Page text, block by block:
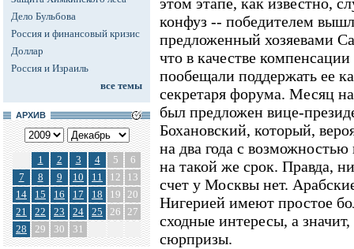
Дело Бульбова
Россия и финансовый кризис
Доллар
Россия и Израиль
все темы
АРХИВ
1 2 3 4 5
6
7
8 9 10 11 12
13
14
15 16 17 18 19 20
21
22 23 24 25 26 27
28
29 30 31
конфуз -- победителем
предложенный хозяевами
что в качестве
пообещали поддержать ее
секретаря форума. Месяц
был предложен вице-
Бохановский, который,
на два года с
на такой же срок. Правда,
счет у Москвы нет.
Нигерией имеют простое
сходные интересы, а
сюрпризы.